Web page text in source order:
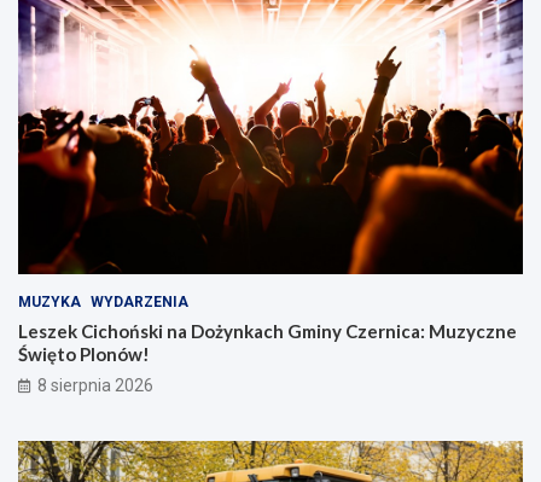
MUZYKA WYDARZENIA
Leszek Cichoński na Dożynkach Gminy Czernica: Muzyczne
Święto Plonów!
8 sierpnia 2026